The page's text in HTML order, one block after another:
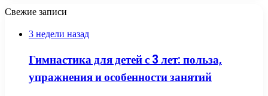
Свежие записи
3 недели назад
Гимнастика для детей с 3 лет: польза,
упражнения и особенности занятий